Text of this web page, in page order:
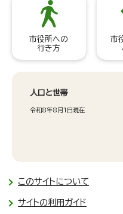
市役所への
行き方
市
人口と世帯
令和8年8月1日現在
このサイトについて
サイトの利用ガイド